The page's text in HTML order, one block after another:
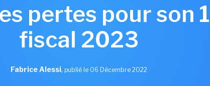
pertes pour son
fiscal 2023
Fabrice Alessi, publié le 06 Décembre 2022